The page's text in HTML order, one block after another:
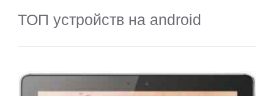
ТОП устройств на android